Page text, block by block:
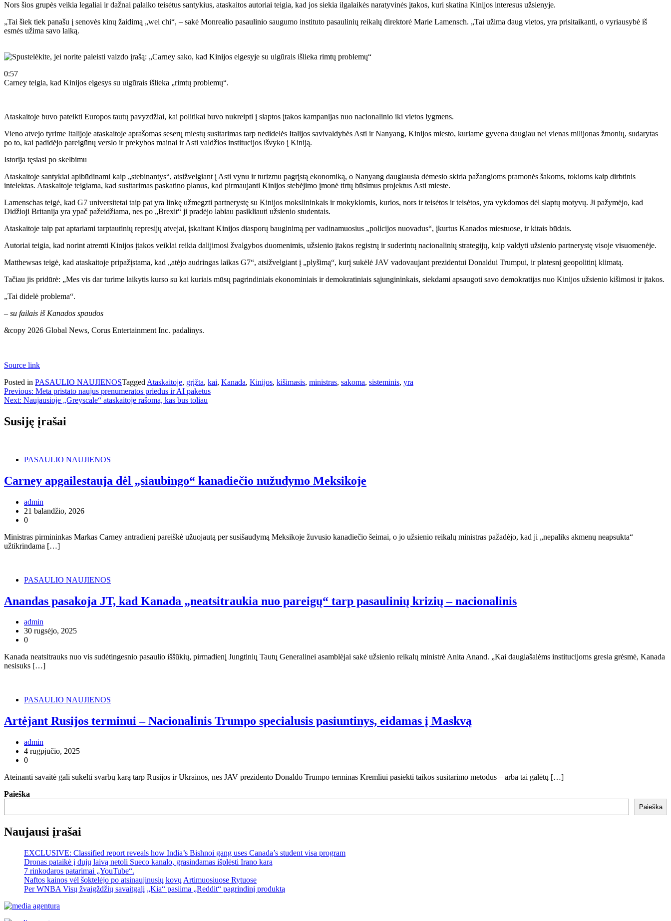
Nors šios grupės veikia legaliai ir dažnai palaiko teisėtus santykius, ataskaitos autoriai teigia, kad jos siekia ilgalaikės naratyvinės įtakos, kuri skatina Kinijos interesus užsienyje.
„Tai šiek tiek panašu į senovės kinų žaidimą „wei chi“, – sakė Monrealio pasaulinio saugumo instituto pasaulinių reikalų direktorė Marie Lamensch. „Tai užima daug vietos, yra prisitaikanti, o vyriausybė iš
esmės užima savo laiką.
0:57
Carney teigia, kad Kinijos elgesys su uigūrais išlieka „rimtų problemų“.
Ataskaitoje buvo pateikti Europos tautų pavyzdžiai, kai politikai buvo nukreipti į slaptos įtakos kampanijas nuo nacionalinio iki vietos lygmens.
Vieno atvejo tyrime Italijoje ataskaitoje aprašomas seserų miestų susitarimas tarp nedidelės Italijos savivaldybės Asti ir Nanyang, Kinijos miesto, kuriame gyvena daugiau nei vienas milijonas žmonių, sudarytas
po to, kai padidėjo pareigūnų verslo ir prekybos mainai ir Asti valdžios institucijos išvyko į Kiniją.
Istorija tęsiasi po skelbimu
Ataskaitoje santykiai apibūdinami kaip „stebinantys“, atsižvelgiant į Asti vynu ir turizmu pagrįstą ekonomiką, o Nanyang daugiausia dėmesio skiria pažangioms pramonės šakoms, tokioms kaip dirbtinis
intelektas. Ataskaitoje teigiama, kad susitarimas paskatino planus, kad pirmaujanti Kinijos stebėjimo įmonė tirtų būsimus projektus Asti mieste.
Lamenschas teigė, kad G7 universitetai taip pat yra linkę užmegzti partnerystę su Kinijos mokslininkais ir mokyklomis, kurios, nors ir teisėtos ir teisėtos, yra vykdomos dėl slaptų motyvų. Ji pažymėjo, kad
Didžioji Britanija yra ypač pažeidžiama, nes po „Brexit“ ji pradėjo labiau pasikliauti užsienio studentais.
Ataskaitoje taip pat aptariami tarptautinių represijų atvejai, įskaitant Kinijos diasporų bauginimą per vadinamuosius „policijos nuovadus“, įkurtus Kanados miestuose, ir kitais būdais.
Autoriai teigia, kad norint atremti Kinijos įtakos veiklai reikia dalijimosi žvalgybos duomenimis, užsienio įtakos registrų ir suderintų nacionalinių strategijų, kaip valdyti užsienio partnerystę visoje visuomenėje.
Matthewsas teigė, kad ataskaitoje pripažįstama, kad „atėjo audringas laikas G7“, atsižvelgiant į „plyšimą“, kurį sukėlė JAV vadovaujant prezidentui Donaldui Trumpui, ir platesnį geopolitinį klimatą.
Tačiau jis pridūrė: „Mes vis dar turime laikytis kurso su kai kuriais mūsų pagrindiniais ekonominiais ir demokratiniais sąjungininkais, siekdami apsaugoti savo demokratijas nuo Kinijos užsienio kišimosi ir įtakos.
„Tai didelė problema“.
– su failais iš Kanados spaudos
&copy 2026 Global News, Corus Entertainment Inc. padalinys.
Source link
Posted in PASAULIO NAUJIENOSTagged Ataskaitoje, grįžta, kai, Kanada, Kinijos, kišimasis, ministras, sakoma, sisteminis, yra
Navigacija
tarp
įrašų
Previous: Meta pristato naujus prenumeratos priedus ir AI paketus
Next: Naujausioje „Greyscale“ ataskaitoje rašoma, kas bus toliau
Susiję įrašai
PASAULIO NAUJIENOS
Carney apgailestauja dėl „siaubingo“ kanadiečio nužudymo Meksikoje
admin
21 balandžio, 2026
0
Ministras pirmininkas Markas Carney antradienį pareiškė užuojautą per susišaudymą Meksikoje žuvusio kanadiečio šeimai, o jo užsienio reikalų ministras pažadėjo, kad ji „nepaliks akmenų neapsukta“
užtikrindama […]
PASAULIO NAUJIENOS
Anandas pasakoja JT, kad Kanada „neatsitraukia nuo pareigų“ tarp pasaulinių krizių – nacionalinis
admin
30 rugsėjo, 2025
0
Kanada neatsitrauks nuo vis sudėtingesnio pasaulio iššūkių, pirmadienį Jungtinių Tautų Generalinei asamblėjai sakė užsienio reikalų ministrė Anita Anand. „Kai daugiašalėms institucijoms gresia grėsmė, Kanada
nesisuks […]
PASAULIO NAUJIENOS
Artėjant Rusijos terminui – Nacionalinis Trumpo specialusis pasiuntinys, eidamas į Maskvą
admin
4 rugpjūčio, 2025
0
Ateinanti savaitė gali sukelti svarbų karą tarp Rusijos ir Ukrainos, nes JAV prezidento Donaldo Trumpo terminas Kremliui pasiekti taikos susitarimo metodus – arba tai galėtų […]
Paieška
Paieška
Naujausi įrašai
EXCLUSIVE: Classified report reveals how India’s Bishnoi gang uses Canada’s student visa program
Dronas pataikė į dujų laivą netoli Sueco kanalo, grasindamas išplėsti Irano karą
7 rinkodaros patarimai „YouTube“.
Naftos kainos vėl šoktelėjo po atsinaujinusių kovų Artimuosiuose Rytuose
Per WNBA Visų žvaigždžių savaitgalį „Kia“ pasiima „Reddit“ pagrindinį produktą